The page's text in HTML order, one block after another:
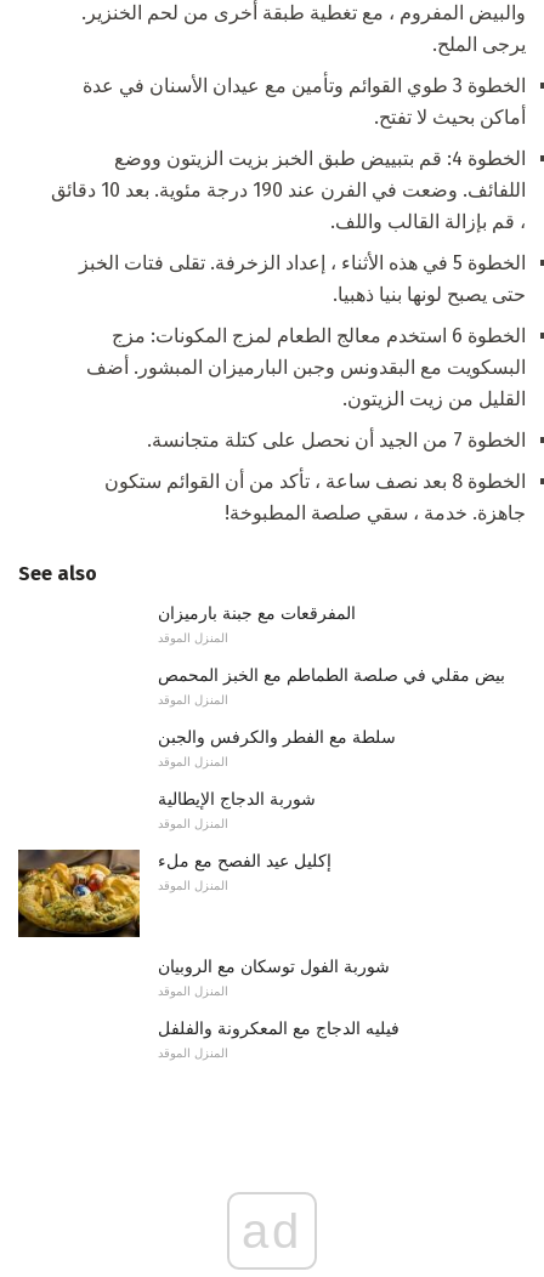
والبيض المفروم ، مع تغطية طبقة أخرى من لحم الخنزير.
يرجى الملح.
الخطوة 3 طوي القوائم وتأمين مع عيدان الأسنان في عدة
أماكن بحيث لا تفتح.
الخطوة 4: قم بتبييض طبق الخبز بزيت الزيتون ووضع
اللفائف. وضعت في الفرن عند 190 درجة مئوية. بعد 10 دقائق
، قم بإزالة القالب واللف.
الخطوة 5 في هذه الأثناء ، إعداد الزخرفة. تقلى فتات الخبز
حتى يصبح لونها بنيا ذهبيا.
الخطوة 6 استخدم معالج الطعام لمزج المكونات: مزج
البسكويت مع البقدونس وجبن البارميزان المبشور. أضف
القليل من زيت الزيتون.
الخطوة 7 من الجيد أن نحصل على كتلة متجانسة.
الخطوة 8 بعد نصف ساعة ، تأكد من أن القوائم ستكون
جاهزة. خدمة ، سقي صلصة المطبوخة!
See also
المفرقعات مع جبنة بارميزان
المنزل الموقد
بيض مقلي في صلصة الطماطم مع الخبز المحمص
المنزل الموقد
سلطة مع الفطر والكرفس والجبن
المنزل الموقد
شوربة الدجاج الإيطالية
المنزل الموقد
إكليل عيد الفصح مع ملء
المنزل الموقد
شوربة الفول توسكان مع الروبيان
المنزل الموقد
فيليه الدجاج مع المعكرونة والفلفل
المنزل الموقد
ad